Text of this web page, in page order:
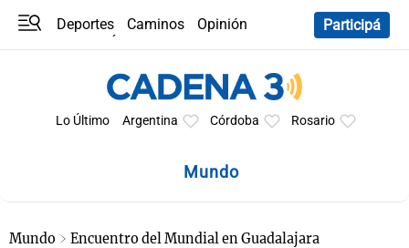
Deportes Caminos
Opinión
Participá
Lo Último Argentina Córdoba Rosario
Mundo
Mundo Encuentro del Mundial en Guadalajara